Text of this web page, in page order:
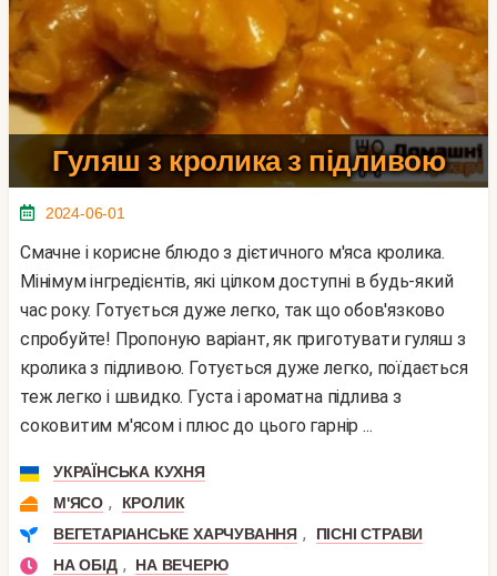
Гуляш з кролика з підливою
2024-06-01
Смачне і корисне блюдо з дієтичного м'яса кролика.
Мінімум інгредієнтів, які цілком доступні в будь-який
час року. Готується дуже легко, так що обов'язково
спробуйте! Пропоную варіант, як приготувати гуляш з
кролика з підливою. Готується дуже легко, поїдається
теж легко і швидко. Густа і ароматна підлива з
соковитим м'ясом і плюс до цього гарнір ...
УКРАЇНСЬКА КУХНЯ
М'ЯСО ,
КРОЛИК
ВЕГЕТАРІАНСЬКЕ ХАРЧУВАННЯ ,
ПІСНІ СТРАВИ
НА ОБІД ,
НА ВЕЧЕРЮ